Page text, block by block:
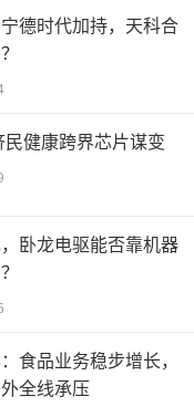
玉友进军饮品行
年9月从珀莱雅
去年4月，二次方
下称“二次方”
生物科技有限公
州方侠客投资有
友正是方侠客投
德时代加持，天科合
健康跨界芯片谋变
卧龙电驱能否靠机器
食品业务稳步增长，
全线承压